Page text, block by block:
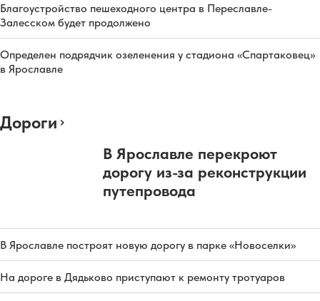
Благоустройство пешеходного центра в Переславле-
Залесском будет продолжено
Определен подрядчик озеленения у стадиона «Спартаковец»
в Ярославле
Дороги
В Ярославле перекроют
дорогу из-за реконструкции
путепровода
В Ярославле построят новую дорогу в парке «Новоселки»
На дороге в Дядьково приступают к ремонту тротуаров